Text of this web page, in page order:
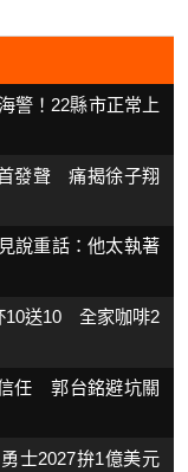
警！22縣市正常上
發聲 痛揭徐子翔
說重話：他太執著
10送10 全家咖啡2
任 郭台銘避坑關
士2027拚1億美元